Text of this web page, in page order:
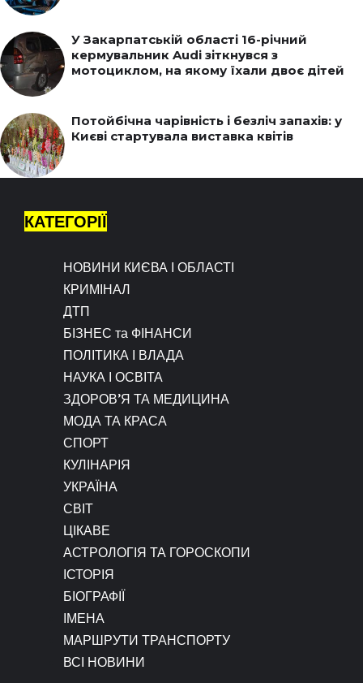
У Закарпатській області 16-річний
кермувальник Audi зіткнувся з
мотоциклом, на якому їхали двоє дітей
Потойбічна чарівність і безліч запахів: у
Києві стартувала виставка квітів
КАТЕГОРІЇ
НОВИНИ КИЄВА І ОБЛАСТІ
КРИМІНАЛ
ДТП
БІЗНЕС та ФІНАНСИ
ПОЛІТИКА І ВЛАДА
НАУКА І ОСВІТА
ЗДОРОВ’Я ТА МЕДИЦИНА
МОДА ТА КРАСА
СПОРТ
КУЛІНАРІЯ
УКРАЇНА
СВІТ
ЦІКАВЕ
АСТРОЛОГІЯ ТА ГОРОСКОПИ
ІСТОРІЯ
БІОГРАФІЇ
ІМЕНА
МАРШРУТИ ТРАНСПОРТУ
ВСІ НОВИНИ